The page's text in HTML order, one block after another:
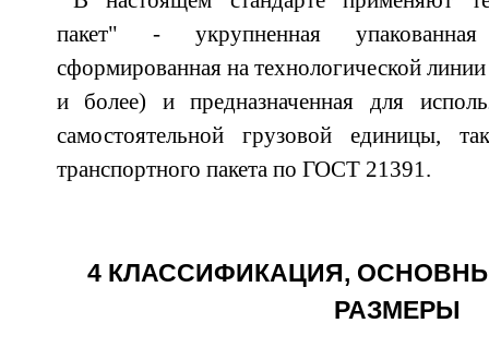
пакет" - укрупненная
сформированная на технологической
и более) и предназначенная для
самостоятельной грузовой единицы,
транспортного пакета по ГОСТ 21391.
4 КЛАССИФИКАЦИЯ,
РАЗМЕРЫ